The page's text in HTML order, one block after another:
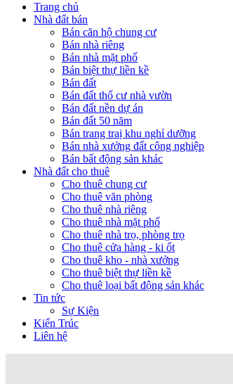
Trang chủ
Nhà đất bán
Bán căn hộ chung cư
Bán nhà riêng
Bán nhà mặt phố
Bán biệt thự liền kề
Bán đất
Bán đất thổ cư nhà vườn
Bán đất nền dự án
Bán đất 50 năm
Bán trang traị khu nghỉ dưỡng
Bán nhà xưởng đất công nghiệp
Bán bất động sản khác
Nhà đất cho thuê
Cho thuê chung cư
Cho thuê văn phòng
Cho thuê nhà riêng
Cho thuê nhà mặt phố
Cho thuê nhà trọ, phòng trọ
Cho thuê cửa hàng - ki ốt
Cho thuê kho - nhà xưởng
Cho thuê biệt thự liền kề
Cho thuê loại bất động sản khác
Tin tức
Sự Kiện
Kiến Trúc
Liên hệ